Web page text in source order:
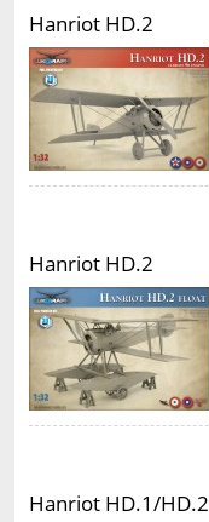
Hanriot HD.2
Hanriot HD.2
Hanriot HD.1/HD.2